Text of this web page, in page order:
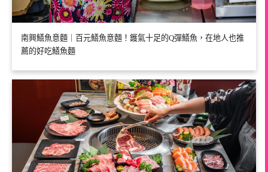
南興鱔魚意麵｜百元鱔魚意麵！鑊氣十足的Q彈鱔魚，在地人也推
薦的好吃鱔魚麵